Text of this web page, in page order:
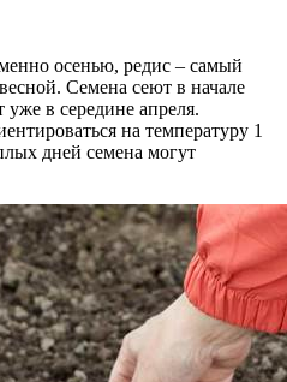
осенью, редис – самый
Семена сеют в начале
в середине апреля.
на температуру 1
дней семена могут